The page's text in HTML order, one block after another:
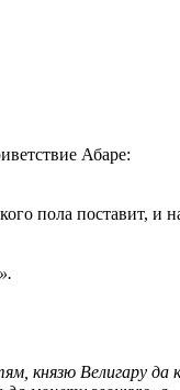
Абаре:
пола поставит, и
князю Велигару да